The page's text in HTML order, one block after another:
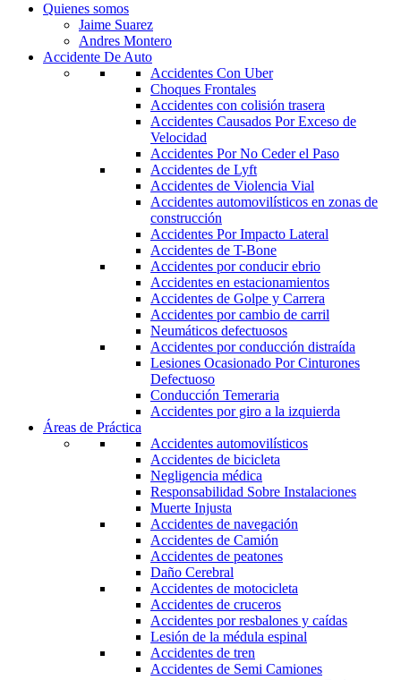
Quienes somos
Jaime Suarez
Andres Montero
Accidente De Auto
Accidentes Con Uber
Choques Frontales
Accidentes con colisión trasera
Accidentes Causados Por Exceso de
Velocidad
Accidentes Por No Ceder el Paso
Accidentes de Lyft
Accidentes de Violencia Vial
Accidentes automovilísticos en zonas de
construcción
Accidentes Por Impacto Lateral
Accidentes de T-Bone
Accidentes por conducir ebrio
Accidentes en estacionamientos
Accidentes de Golpe y Carrera
Accidentes por cambio de carril
Neumáticos defectuosos
Accidentes por conducción distraída
Lesiones Ocasionado Por Cinturones
Defectuoso
Conducción Temeraria
Accidentes por giro a la izquierda
Áreas de Práctica
Accidentes automovilísticos
Accidentes de bicicleta
Negligencia médica
Responsabilidad Sobre Instalaciones
Muerte Injusta
Accidentes de navegación
Accidentes de Camión
Accidentes de peatones
Daño Cerebral
Accidentes de motocicleta
Accidentes de cruceros
Accidentes por resbalones y caídas
Lesión de la médula espinal
Accidentes de tren
Accidentes de Semi Camiones